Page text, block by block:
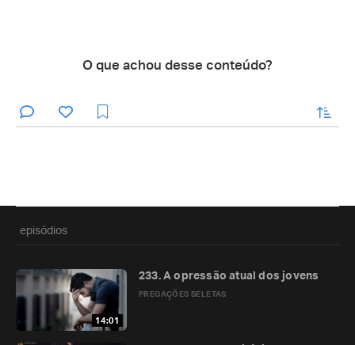
O que achou desse conteúdo?
enviar
episódios
14:01
PREGAÇÕES SELETAS
233. A opressão atual dos jovens